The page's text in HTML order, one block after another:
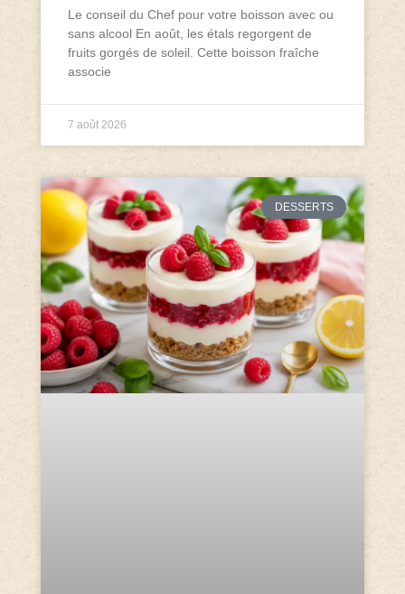
Le conseil du Chef pour votre boisson avec ou
sans alcool En août, les étals regorgent de
fruits gorgés de soleil. Cette boisson fraîche
associe
7 août 2026
DESSERTS